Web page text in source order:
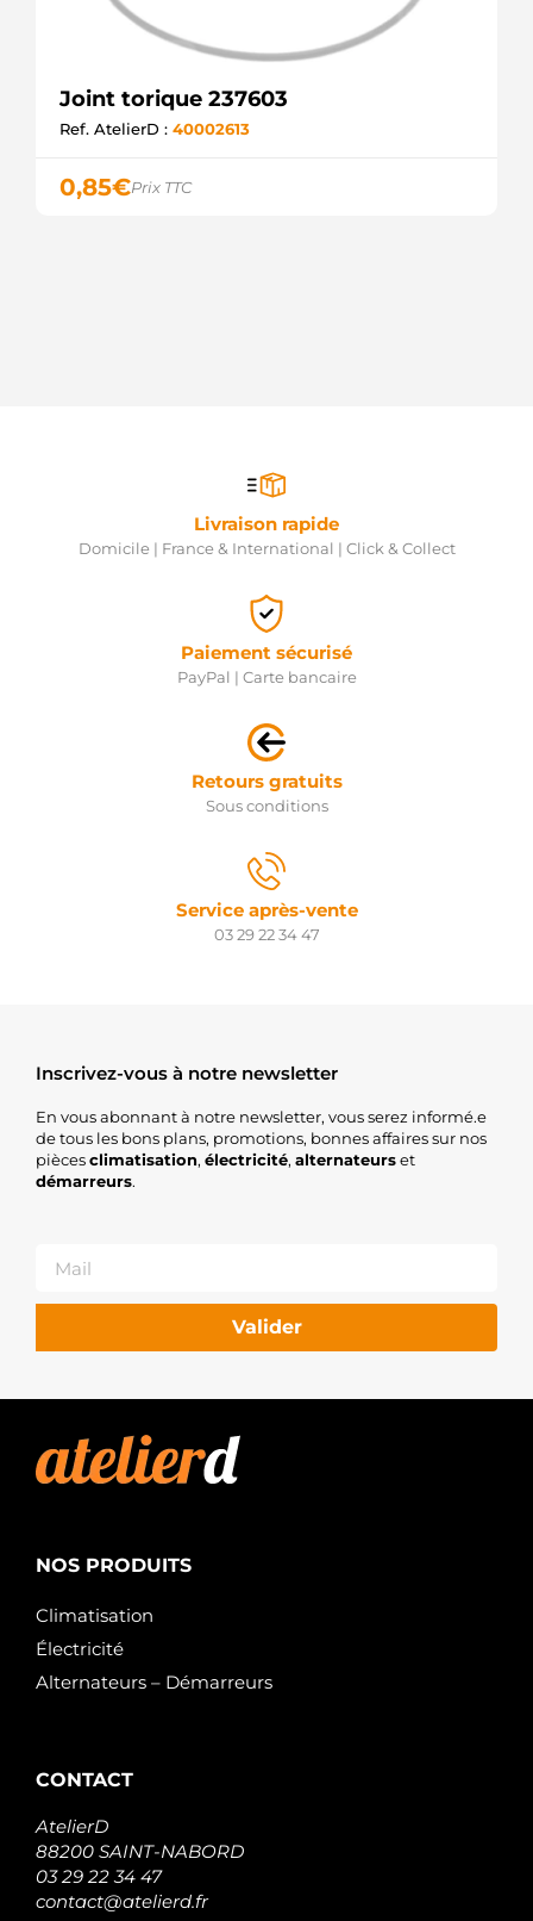
Joint torique 237603
Ref. AtelierD : 40002613
0,85€Prix TTC
Livraison rapide
Domicile | France & International | Click & Collect
Paiement sécurisé
PayPal | Carte bancaire
Retours gratuits
Sous conditions
Service après-vente
03 29 22 34 47
Inscrivez-vous à notre newsletter
En vous abonnant à notre newsletter, vous serez informé.e
de tous les bons plans, promotions, bonnes affaires sur nos
piècesclimatisation, électricité, alternateurset
démarreurs.
Valider
NOS PRODUITS
Climatisation
Électricité
Alternateurs – Démarreurs
CONTACT
AtelierD
88200 SAINT-NABORD
03 29 22 34 47
contact@atelierd.fr